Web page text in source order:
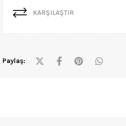
KARŞILAŞTIR
Paylaş: